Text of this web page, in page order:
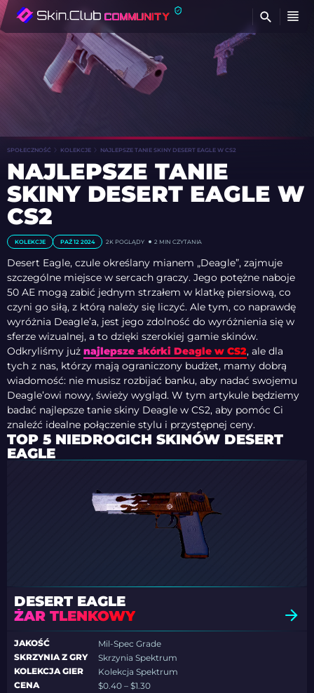
SPOŁECZNOŚĆ KOLEKCJE NAJLEPSZE TANIE SKINY DESERT EAGLE W CS2
NAJLEPSZE TANIE
SKINY DESERT EAGLE W
CS2
KOLEKCJE PAŹ 12 2024 2K POGLĄDY 2 MIN CZYTANIA
Desert Eagle, czule określany mianem „Deagle”, zajmuje
szczególne miejsce w sercach graczy. Jego potężne naboje
50 AE mogą zabić jednym strzałem w klatkę piersiową, co
czyni go siłą, z którą należy się liczyć. Ale tym, co naprawdę
wyróżnia Deagle’a, jest jego zdolność do wyróżnienia się w
sferze wizualnej, a to dzięki szerokiej gamie skinów.
Odkryliśmy już najlepsze skórki Deagle w CS2, ale dla
tych z nas, którzy mają ograniczony budżet, mamy dobrą
wiadomość: nie musisz rozbijać banku, aby nadać swojemu
Deagle’owi nowy, świeży wygląd. W tym artykule będziemy
badać najlepsze tanie skiny Deagle w CS2, aby pomóc Ci
znaleźć idealne połączenie stylu i przystępnej ceny.
TOP 5 NIEDROGICH SKINÓW DESERT
EAGLE
DESERT EAGLE
ŻAR TLENKOWY
JAKOŚĆ
Mil-Spec Grade
SKRZYNIA Z GRY
Skrzynia Spektrum
KOLEKCJA GIER
Kolekcja Spektrum
CENA
$0.40 – $1.30